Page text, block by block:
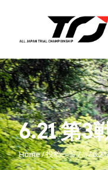
6.21 第3
Home 投稿一覧 ...